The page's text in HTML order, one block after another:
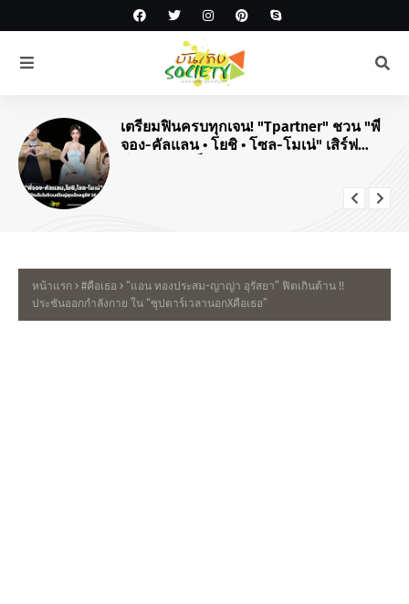
เตรียมฟินครบทุกเจน! "Tpartner" ชวน "พี่
จอง-คัลแลน • โยชิ • โซล-โมเน่" เสิร์ฟ
หน้าแรก #คือเธอ
“แอน ทองประสม-ญาญ่า อุรัสยา” ฟิตเกินต้าน !!
ประชันออกกำลังกาย ใน “ซุปตาร์เวลานอกXคือเธอ”